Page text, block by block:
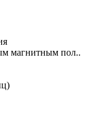
магнитным пол..